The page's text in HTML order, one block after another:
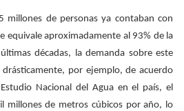
millones de personas ya contaban con
equivale aproximadamente al 93% de la
décadas, la demanda sobre este
por ejemplo, de acuerdo
Nacional del Agua en el país, el
millones de metros cúbicos por año, lo